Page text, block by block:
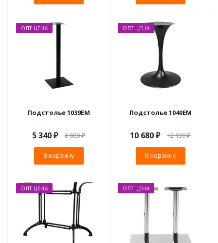
ОПТ ЦЕНА
Подстолье 1039EM
5 340₽ 6 060₽
В корзину
ОПТ ЦЕНА
Подстолье 1040EM
10 680₽ 12 130₽
В корзину
ОПТ ЦЕНА ОПТ ЦЕНА